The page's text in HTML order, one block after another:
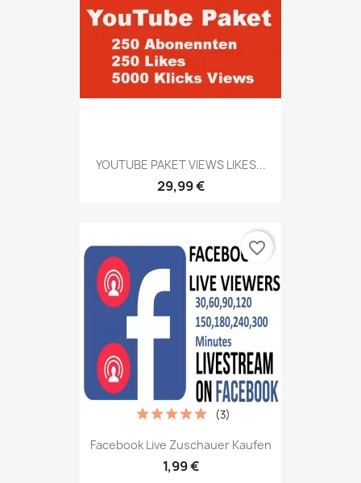
YOUTUBE PAKET VIEWS LIKES...
29,99 €
Facebook Live Zuschauer Kaufen
1,99 €
(3)
favorite_border